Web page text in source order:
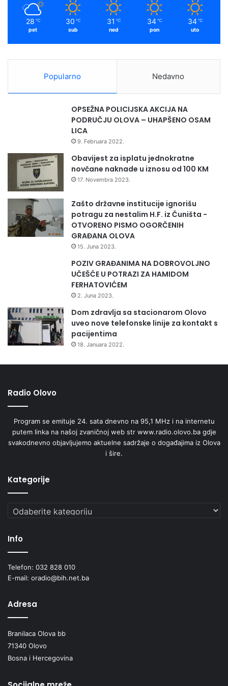
28 ℃
pet
30 ℃
sub
31 ℃
ned
34 ℃
pon
34 ℃
uto
Popularno Nedavno
OPSEŽNA POLICIJSKA AKCIJA NA
PODRUČJU OLOVA – UHAPŠENO OSAM
LICA
9. Februara 2022.
Obavijest za isplatu jednokratne
novčane naknade u iznosu od 100 KM
17. Novembra 2023.
Zašto državne institucije ignorišu
potragu za nestalim H.F. iz Čuništa -
OTVORENO PISMO OGORČENIH
GRAĐANA OLOVA
15. Juna 2023.
POZIV GRAĐANIMA NA DOBROVOLJNO
UČEŠĆE U POTRAZI ZA HAMIDOM
FERHATOVIĆEM
2. Juna 2023.
Dom zdravlja sa stacionarom Olovo
uveo nove telefonske linije za kontakt s
pacijentima
18. Januara 2022.
Radio Olovo
Program se emituje 24. sata dnevno na 95,1 MHz i na internetu
putem linka na našoj zvaničnoj web str www.radio.olovo.ba gdje
svakodnevno objavljujemo aktuelne sadržaje o događajima iz Olova
i šire.
Kategorije
Kategorije
Info
Telefon: 032 828 010
E-mail: oradio@bih.net.ba
Adresa
Branilaca Olova bb
71340 Olovo
Bosna i Hercegovina